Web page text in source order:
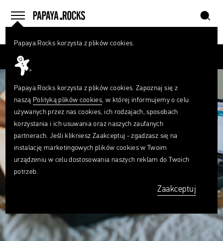
menu
home szukaj
Papaya.Rocks korzysta z plików cookies.
Papaya.Rocks korzysta z plików cookies. Zapoznaj się z
naszą Polityką plików cookies, w której informujemy o celu
używanych przez nas cookies, ich rodzajach, sposobach
korzystania i ich usuwania oraz naszych zaufanych
partnerach. Jeśli klikniesz Zaakceptuj - zgadzasz się na
instalację marketingowych plików cookies w Twoim
urządzeniu w celu dostosowania naszych reklam do Twoich
potrzeb.
Zaakceptuj
Czego
szukasz?